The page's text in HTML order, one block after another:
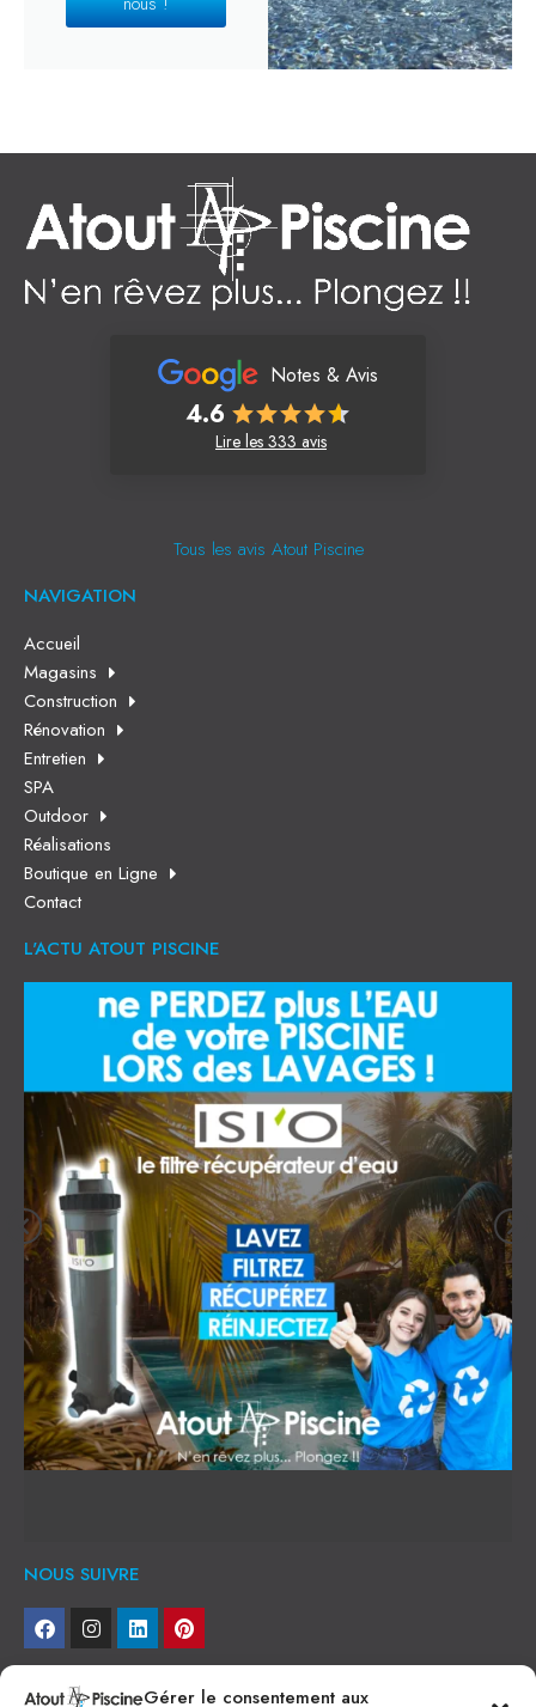
Gérer le consentement aux
Notes & Avis
4.6
Lire les 333 avis
Tous les avis Atout Piscine
NAVIGATION
Accueil
Magasins
Construction
Rénovation
Entretien
SPA
Outdoor
Réalisations
Boutique en Ligne
Contact
L'ACTU ATOUT PISCINE
NOUS SUIVRE
NEWSLETTER